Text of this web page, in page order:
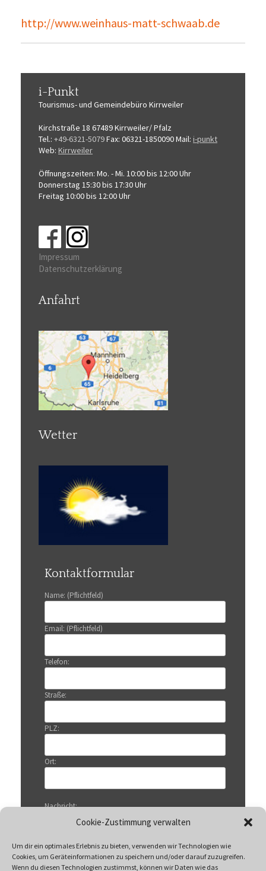
Cookie-Zustimmung verwalten
Um dir ein optimales Erlebnis zu bieten, verwenden wir Technologien wie
Cookies, um Geräteinformationen zu speichern und/oder darauf zuzugreifen.
Wenn du diesen Technologien zustimmst, können wir Daten wie das
http://www.weinhaus-matt-schwaab.de
i-Punkt
Tourismus-und Gemeindebüro Kirrweiler
Kirchstraße 18 67489 Kirrweiler/ Pfalz
Tel.: +49-6321-5079Fax: 06321-1850090Mail: i-punkt
Web: Kirrweiler
Öffnungszeiten: Mo. - Mi. 10:00 bis 12:00 Uhr
Donnerstag 15:30 bis 17:30 Uhr
Freitag 10:00 bis 12:00 Uhr
Impressum
Datenschutzerklärung
Anfahrt
Wetter
Kontaktformular
Name: (Pflichtfeld)
Email: (Pflichtfeld)
Telefon:
Straße:
PLZ:
Ort:
Nachricht: